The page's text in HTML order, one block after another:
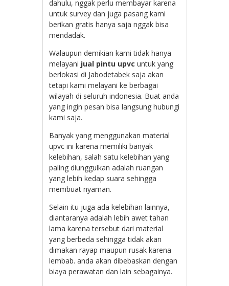
dahulu, nggak perlu membayar karena
untuk survey dan juga pasang kami
berikan gratis hanya saja nggak bisa
mendadak.
Walaupun demikian kami tidak hanya
melayani jual pintu upvc untuk yang
berlokasi di Jabodetabek saja akan
tetapi kami melayani ke berbagai
wilayah di seluruh indonesia. Buat anda
yang ingin pesan bisa langsung hubungi
kami saja.
Banyak yang menggunakan material
upvc ini karena memiliki banyak
kelebihan, salah satu kelebihan yang
paling diunggulkan adalah ruangan
yang lebih kedap suara sehingga
membuat nyaman.
Selain itu juga ada kelebihan lainnya,
diantaranya adalah lebih awet tahan
lama karena tersebut dari material
yang berbeda sehingga tidak akan
dimakan rayap maupun rusak karena
lembab. anda akan dibebaskan dengan
biaya perawatan dan lain sebagainya.